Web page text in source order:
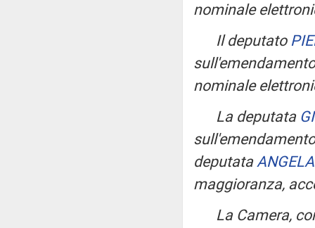
nominale
Il deputato
nominale
La deputata
deputata
maggioranza,
La Camera,